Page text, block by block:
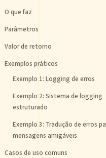
O que faz
Parâmetros
Valor de retorno
Exemplos práticos
Exemplo 1: Logging de erros
Exemplo 2: Sistema de logging
estruturado
Exemplo 3: Tradução de erros
mensagens amigáveis
Casos de uso comuns